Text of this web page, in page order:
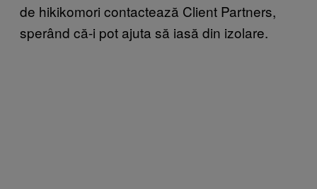
de hikikomori contactează Client Partners,
sperând că-i pot ajuta să iasă din izolare.